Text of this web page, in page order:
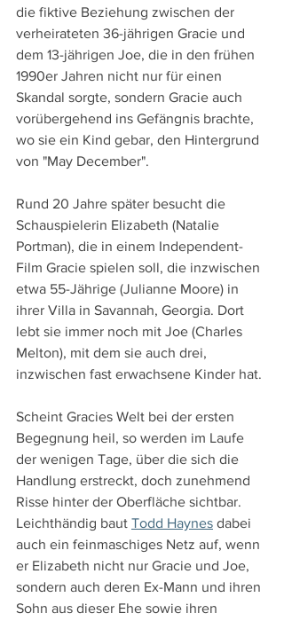
die fiktive Beziehung zwischen der
verheirateten 36-jährigen Gracie und
dem 13-jährigen Joe, die in den frühen
1990er Jahren nicht nur für einen
Skandal sorgte, sondern Gracie auch
vorübergehend ins Gefängnis brachte,
wo sie ein Kind gebar, den Hintergrund
von "May December".
Rund 20 Jahre später besucht die
Schauspielerin Elizabeth (Natalie
Portman), die in einem Independent-
Film Gracie spielen soll, die inzwischen
etwa 55-Jährige (Julianne Moore) in
ihrer Villa in Savannah, Georgia. Dort
lebt sie immer noch mit Joe (Charles
Melton), mit dem sie auch drei,
inzwischen fast erwachsene Kinder hat.
Scheint Gracies Welt bei der ersten
Begegnung heil, so werden im Laufe
der wenigen Tage, über die sich die
Handlung erstreckt, doch zunehmend
Risse hinter der Oberfläche sichtbar.
Leichthändig baut Todd Haynes dabei
auch ein feinmaschiges Netz auf, wenn
er Elizabeth nicht nur Gracie und Joe,
sondern auch deren Ex-Mann und ihren
Sohn aus dieser Ehe sowie ihren